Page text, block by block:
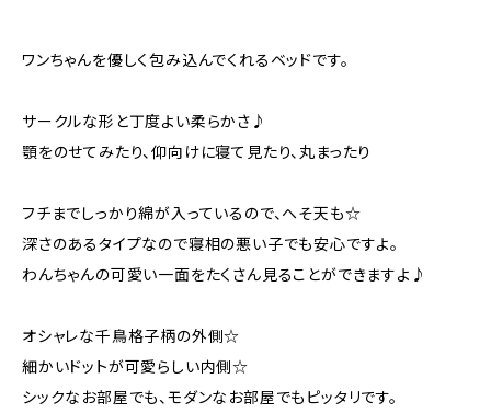
ワンちゃんを優しく包み込んでくれるベッドです。
サークルな形と丁度よい柔らかさ♪
顎をのせてみたり、仰向けに寝て見たり、丸まったり
フチまでしっかり綿が入っているので、へそ天も☆
深さのあるタイプなので寝相の悪い子でも安心ですよ。
わんちゃんの可愛い一面をたくさん見ることができますよ♪
オシャレな千鳥格子柄の外側☆
細かいドットが可愛らしい内側☆
シックなお部屋でも、モダンなお部屋でもピッタリです。